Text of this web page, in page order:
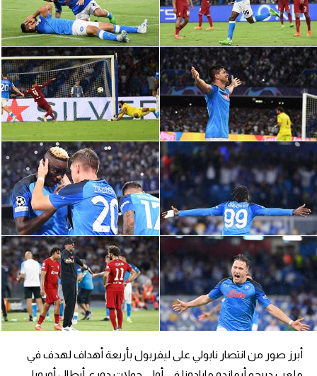
الدوري الألماني
الدوري الفرنسي
الدوري السعودي للمحترفين
دوري أبطال أوروبا
دوري أبطال إفريقيا
كل البطولات
أقسام
الكرة المصرية
الدوري المصري
الكرة الأوروبية
أبرز صور من انتصار نابولي على ليفربول بأربعة أهداف لهدف في